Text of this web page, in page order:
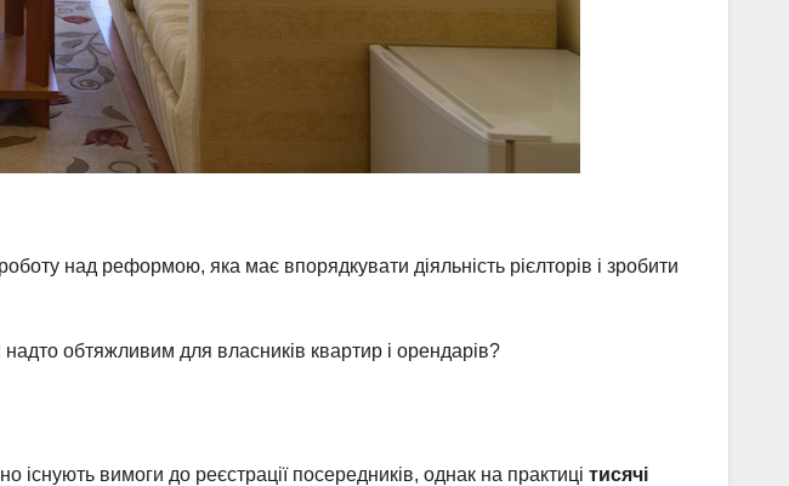
над реформою, яка має впорядкувати діяльність рієлторів і зробити
обтяжливим для власників квартир і орендарів?
вимоги до реєстрації посередників, однак на практиці тисячі